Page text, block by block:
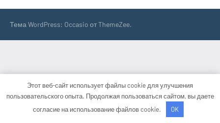
Тема WordPress: Occasio от ThemeZee.
Этот веб-сайт использует файлы cookie для улучшения
пользовательского опыта. Продолжая пользоваться сайтом, вы даете
согласие на использование файлов cookie.
OK